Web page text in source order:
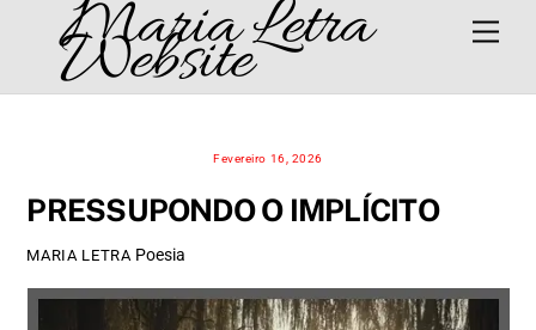
content
Maria Letra
Website
Fevereiro 16, 2026
PRESSUPONDO O IMPLÍCITO
MARIA LETRA Poesia